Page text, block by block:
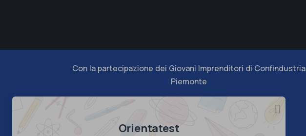
Con la partecipazione dei Giovani Imprenditori di Confindustria
Piemonte
Orientatest